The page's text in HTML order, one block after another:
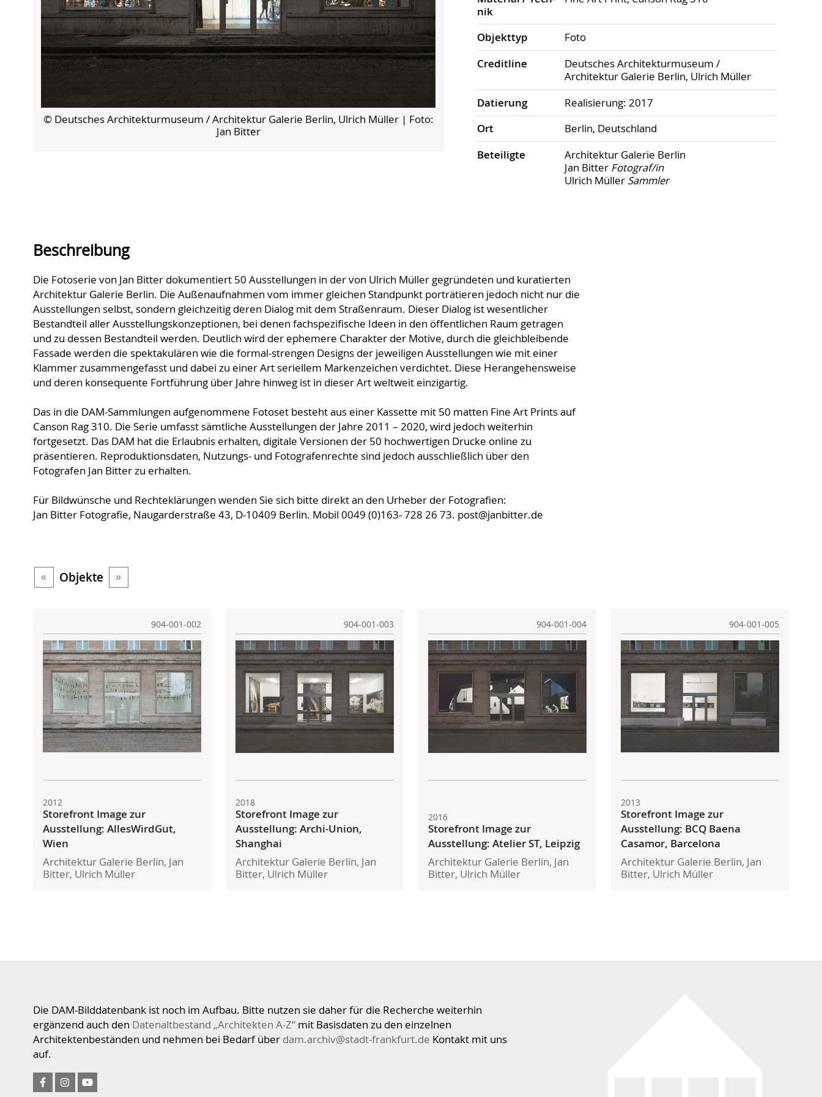
© Deutsches Architekturmuseum / Architektur Galerie Berlin, Ulrich Müller | Foto:
Jan Bitter
nik
Objekt­typ
Foto
Credit­line
Deutsches Architekturmuseum /
Architektur Galerie Berlin, Ulrich Müller
Datierung
Realisierung: 2017
Ort
Berlin, Deutschland
Beteiligte
Architektur Galerie Berlin
Jan Bitter Fotograf/in
Ulrich Müller Sammler
Beschreibung
Die Fotoserie von Jan Bitter dokumentiert 50 Ausstellungen in der von Ulrich Müller gegründeten und kuratierten
Architektur Galerie Berlin. Die Außenaufnahmen vom immer gleichen Standpunkt porträtieren jedoch nicht nur die
Ausstellungen selbst, sondern gleichzeitig deren Dialog mit dem Straßenraum. Dieser Dialog ist wesentlicher
Bestandteil aller Ausstellungskonzeptionen, bei denen fachspezifische Ideen in den öffentlichen Raum getragen
und zu dessen Bestandteil werden. Deutlich wird der ephemere Charakter der Motive, durch die gleichbleibende
Fassade werden die spektakulären wie die formal-strengen Designs der jeweiligen Ausstellungen wie mit einer
Klammer zusammengefasst und dabei zu einer Art seriellem Markenzeichen verdichtet. Diese Herangehensweise
und deren konsequente Fortführung über Jahre hinweg ist in dieser Art weltweit einzigartig.
Das in die DAM-Sammlungen aufgenommene Fotoset besteht aus einer Kassette mit 50 matten Fine Art Prints auf
Canson Rag 310. Die Serie umfasst sämtliche Ausstellungen der Jahre 2011 – 2020, wird jedoch weiterhin
fortgesetzt. Das DAM hat die Erlaubnis erhalten, digitale Versionen der 50 hochwertigen Drucke online zu
präsentieren. Reproduktionsdaten, Nutzungs- und Fotografenrechte sind jedoch ausschließlich über den
Fotografen Jan Bitter zu erhalten.
Für Bildwünsche und Rechteklärungen wenden Sie sich bitte direkt an den Urheber der Fotografien:
Jan Bitter Fotografie, Naugarderstraße 43, D-10409 Berlin. Mobil 0049 (0)163- 728 26 73. post@janbitter.de
« Objekte »
904-001-002
2012
Storefront Image zur
Ausstellung: AllesWirdGut,
Wien
Architektur Galerie Berlin, Jan
Bitter, Ulrich Müller
904-001-003
2018
Storefront Image zur
Ausstellung: Archi-Union,
Shanghai
Architektur Galerie Berlin, Jan
Bitter, Ulrich Müller
904-001-004
2016
Storefront Image zur
Ausstellung: Atelier ST, Leipzig
Architektur Galerie Berlin, Jan
Bitter, Ulrich Müller
904-001-005
2013
Storefront Image zur
Ausstellung: BCQ Baena
Casamor, Barcelona
Architektur Galerie Berlin, Jan
Bitter, Ulrich Müller
Die DAM-Bilddatenbank ist noch im Aufbau. Bitte nutzen sie daher für die Recherche weiterhin
ergänzend auch den Datenaltbestand „Architekten A-Z“mit Basisdaten zu den einzelnen
Architektenbeständen und nehmen bei Bedarf über dam.archiv@stadt-frankfurt.de Kontakt mit uns
auf.